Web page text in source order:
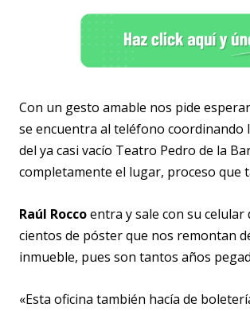
Con un gesto amable nos pide
se encuentra al teléfono coordinando
del ya casi vacío Teatro Pedro de la
completamente el lugar, proceso que
Raúl Roccoentra y sale con su
cientos de póster que nos remontan
inmueble, pues son tantos años
«Esta oficina también hacía de